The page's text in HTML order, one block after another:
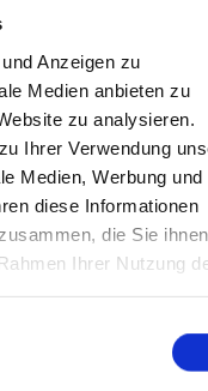
Anzeigen zu
Medien anbieten zu
zu analysieren.
Ihrer Verwendung
Medien, Werbung und
diese Informationen
die Sie ihnen
Ihrer Nutzung